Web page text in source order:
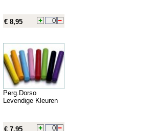
€ 8,95
Perg.Dorso
Levendige Kleuren
€ 7,95